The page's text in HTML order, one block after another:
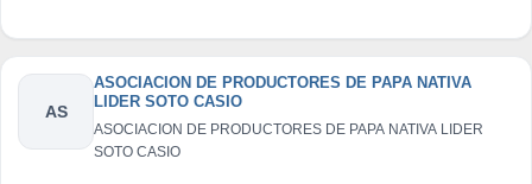
AS
ASOCIACION DE PRODUCTORES DE PAPA NATIVA
LIDER SOTO CASIO
ASOCIACION DE PRODUCTORES DE PAPA NATIVA LIDER
SOTO CASIO